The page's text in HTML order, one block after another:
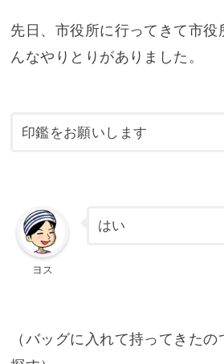
先日、市役所に行ってきて市役
んなやりとりがありました。
印鑑をお願いします
ヨス
はい
（バッグに入れて持ってきた